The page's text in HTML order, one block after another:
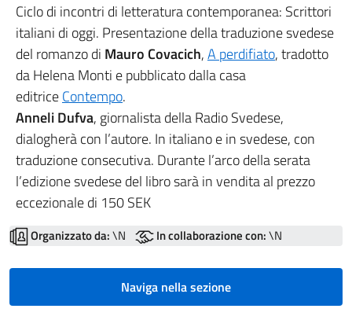
Ciclo di incontri di letteratura contemporanea: Scrittori
italiani di oggi. Presentazione della traduzione svedese
del romanzo di Mauro Covacich,A perdifiato, tradotto
da Helena Monti e pubblicato dalla casa
editriceContempo.
Anneli Dufva, giornalista della Radio Svedese,
dialogherà con l’autore. In italiano e in svedese, con
traduzione consecutiva. Durante l’arco della serata
l’edizione svedese del libro sarà in vendita al prezzo
eccezionale di 150 SEK
Organizzato da:\N In collaborazione con:\N
Naviga nella sezione